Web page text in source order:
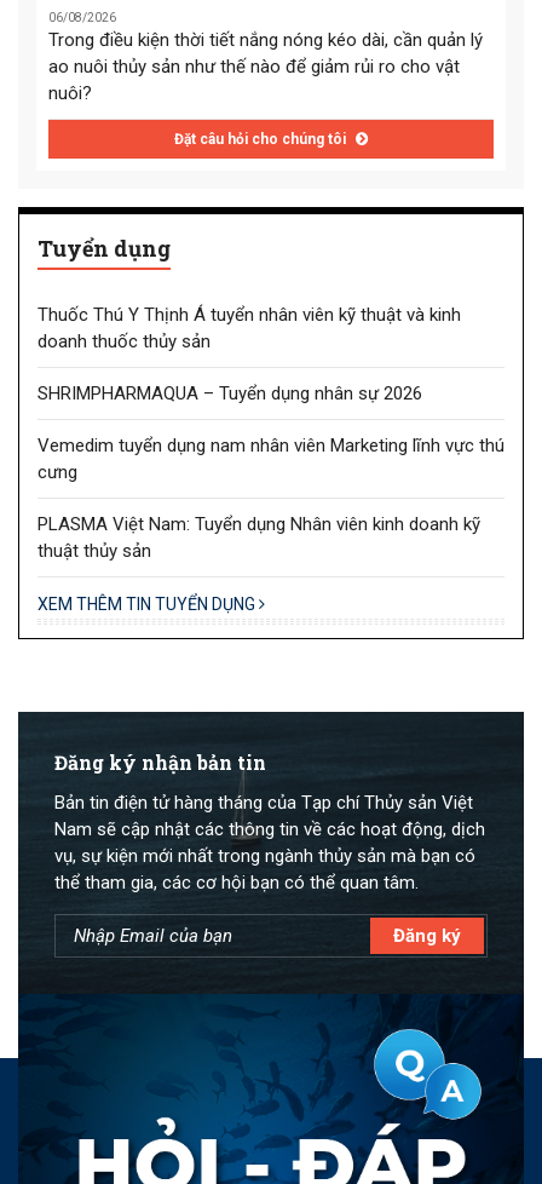
06/08/2026
Trong điều kiện thời tiết nắng nóng kéo dài, cần quản lý
ao nuôi thủy sản như thế nào để giảm rủi ro cho vật
nuôi?
Đặt câu hỏi cho chúng tôi
Tuyển dụng
Thuốc Thú Y Thịnh Á tuyển nhân viên kỹ thuật và kinh
doanh thuốc thủy sản
SHRIMPHARMAQUA – Tuyển dụng nhân sự 2026
Vemedim tuyển dụng nam nhân viên Marketing lĩnh vực thú
cưng
PLASMA Việt Nam: Tuyển dụng Nhân viên kinh doanh kỹ
thuật thủy sản
XEM THÊM TIN TUYỂN DỤNG
Đăng ký nhận bản tin
Bản tin điện tử hàng tháng của Tạp chí Thủy sản Việt
Nam sẽ cập nhật các thông tin về các hoạt động, dịch
vụ, sự kiện mới nhất trong ngành thủy sản mà bạn có
thể tham gia, các cơ hội bạn có thể quan tâm.